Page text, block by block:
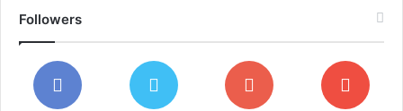
Followers